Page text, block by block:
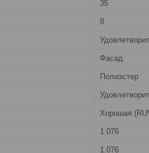
35
8
Фасад
Полиэстер
Хорошая
1.076
1.076